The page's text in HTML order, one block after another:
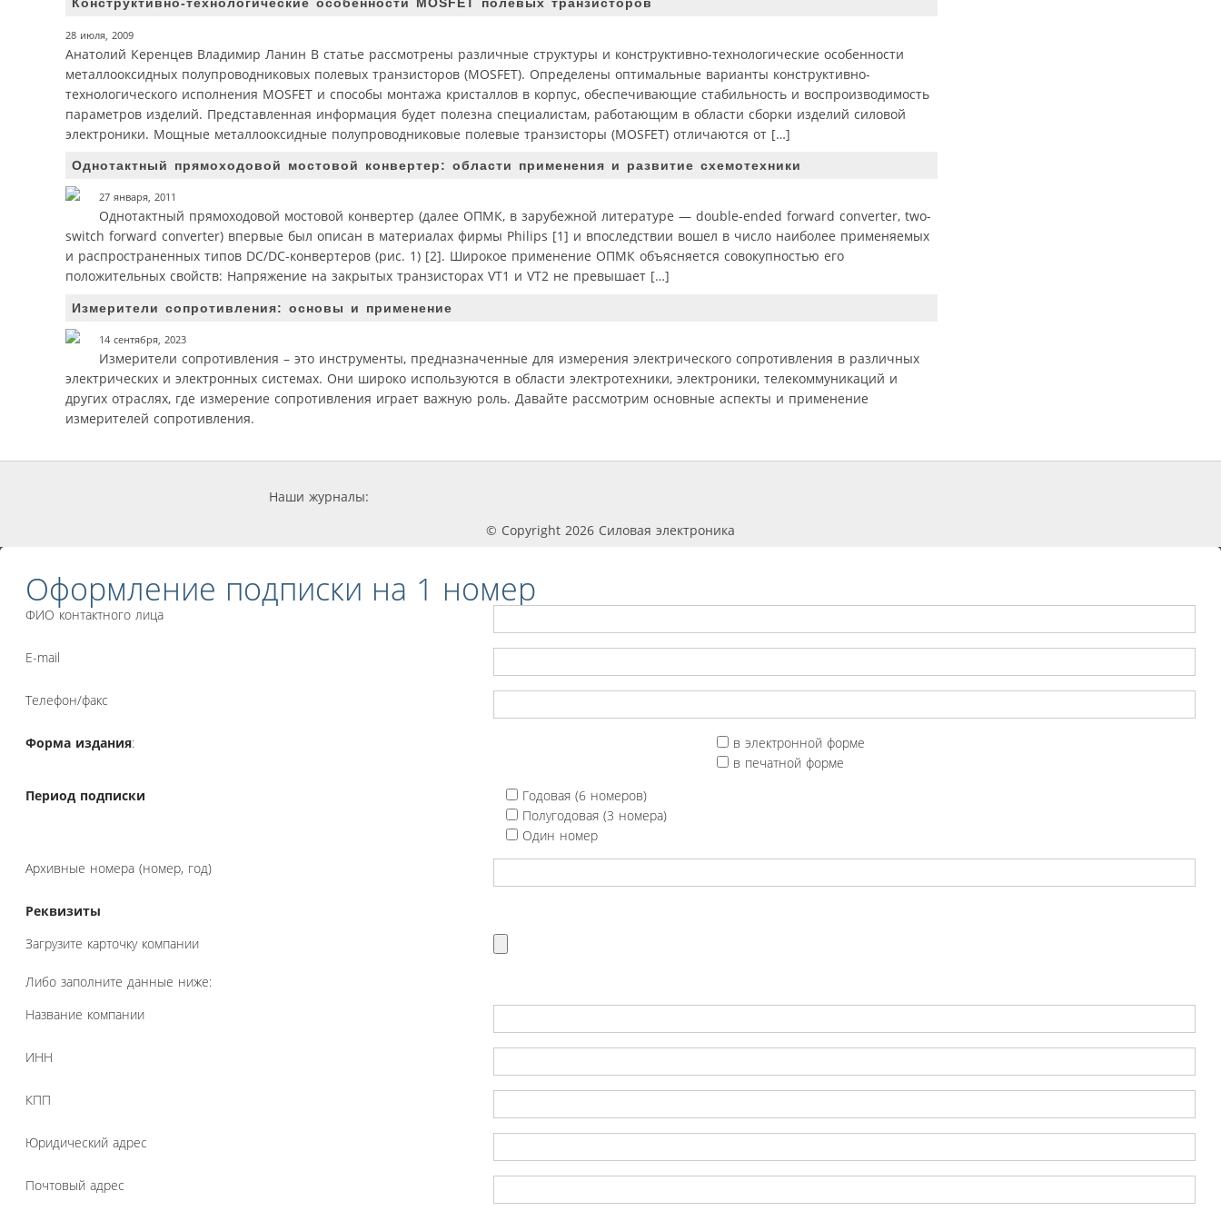
28 июля, 2009
Анатолий Керенцев Владимир Ланин В статье рассмотрены различные структуры и конструктивно-технологические особенности
металлооксидных полупроводниковых полевых транзисторов (MOSFET). Определены оптимальные варианты конструктивно-
технологического исполнения MOSFET и способы монтажа кристаллов в корпус, обеспечивающие стабильность и воспроизводимость
параметров изделий. Представленная информация будет полезна специалистам, работающим в области сборки изделий силовой
электроники. Мощные металлооксидные полупроводниковые полевые транзисторы (MOSFET) отличаются от […]
Однотактный прямоходовой мостовой конвертер: области применения и развитие схемотехники
27 января, 2011
Однотактный прямоходовой мостовой конвертер (далее ОПМК, в зарубежной литературе — double-ended forward converter, two-
switch forward converter) впервые был описан в материалах фирмы Philips [1] и впоследствии вошел в число наиболее применяемых
и распространенных типов DC/DC-конвертеров (рис. 1) [2]. Широкое применение ОПМК объясняется совокупностью его
положительных свойств: Напряжение на закрытых транзисторах VT1 и VT2 не превышает […]
Измерители сопротивления: основы и применение
14 сентября, 2023
Измерители сопротивления – это инструменты, предназначенные для измерения электрического сопротивления в различных
электрических и электронных системах. Они широко используются в области электротехники, электроники, телекоммуникаций и
других отраслях, где измерение сопротивления играет важную роль. Давайте рассмотрим основные аспекты и применение
измерителей сопротивления.
Наши журналы:
© Copyright 2026 Силовая электроника
Оформление подписки на 1 номер
ФИО контактного лица
E-mail
Телефон/факс
Форма издания:
в электронной форме
в печатной форме
Период подписки
Годовая (6 номеров)
Полугодовая (3 номера)
Один номер
Архивные номера (номер, год)
Реквизиты
Загрузите карточку компании
Либо заполните данные ниже:
Название компании
ИНН
КПП
Юридический адрес
Почтовый адрес